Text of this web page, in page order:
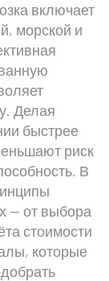
включает
морской и
Делая
быстрее
риск
В
— от выбора
стоимости
которые